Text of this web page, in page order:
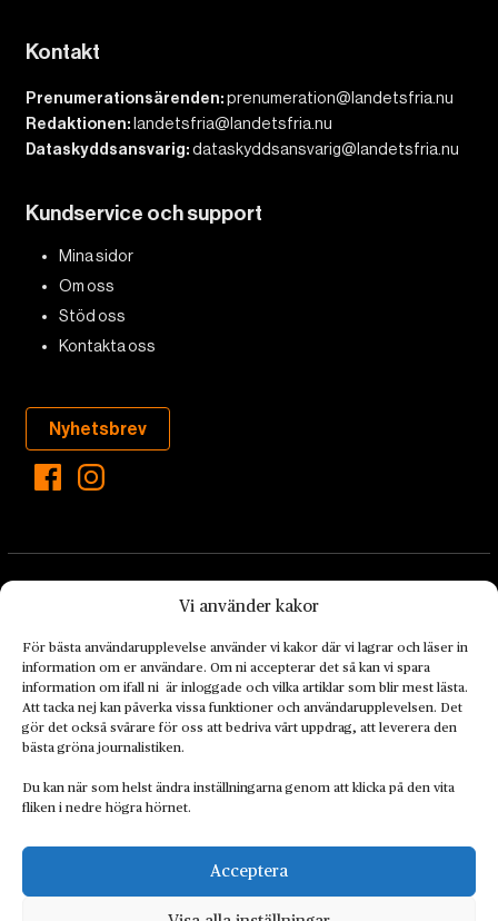
Vi använder kakor
För bästa användarupplevelse använder vi kakor där vi lagrar och läser in
information om er användare. Om ni accepterar det så kan vi spara
information om ifall ni är inloggade och vilka artiklar som blir mest lästa.
Att tacka nej kan påverka vissa funktioner och användarupplevelsen. Det
gör det också svårare för oss att bedriva vårt uppdrag, att leverera den
bästa gröna journalistiken.
Du kan när som helst ändra inställningarna genom att klicka på den vita
fliken i nedre högra hörnet.
Acceptera
Kontakt
Prenumerationsärenden:prenumeration@landetsfria.nu
Redaktionen: landetsfria@landetsfria.nu
Dataskyddsansvarig:dataskyddsansvarig@landetsfria.nu
Kundservice och support
Mina sidor
Om oss
Stöd oss
Kontakta oss
Nyhetsbrev
Landets Fria Tidning är en nyhetstidning med bred bevakning av
det viktigaste som händer lokalt och globalt och med fokus på
omställningsrörelsen. En omställning till ett hållbart samhälle går
både via starka och lika rättigheter för alla människor, minskade
ekonomiska och sociala klyftor, samt utrymme för allt levande att
utvecklas och frodas.